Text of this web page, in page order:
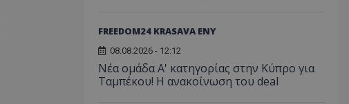
FREEDOM24 KRASAVA ΕΝΥ
08.08.2026 - 12:12
Νέα ομάδα Α' κατηγορίας στην Κύπρο για
Ταμπέκου! Η ανακοίνωση του deal